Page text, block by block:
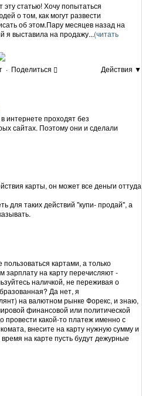
эту статью! Хочу попытаться
о том, как могут развести
об этом.Пару месяцев назад на
я выставила на продажу...(читать
· Поделиться
Действия ▼
интернете проходят без
сайтах. Поэтому они и сделали
карты, он может все деньги оттуда
для таких действий "купи- продай", а
картами, а только
зарплату на карту перечисляют -
наличкой, не переживая о
Да нет, я
на валютном рынке Форекс, и знаю,
финансовой или политической
какой-то платеж именно с
внесите на карту нужную сумму и
на карте пусть будут дежурные